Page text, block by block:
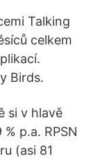
Talking
celkem
Birds.
si v hlavě
p.a. RPSN
(asi 81